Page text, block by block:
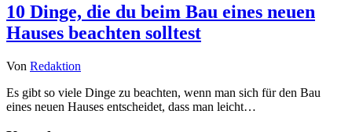
10 Dinge, die du beim Bau eines neuen
Hauses beachten solltest
Von Redaktion
Es gibt so viele Dinge zu beachten, wenn man sich für den Bau
eines neuen Hauses entscheidet, dass man leicht…